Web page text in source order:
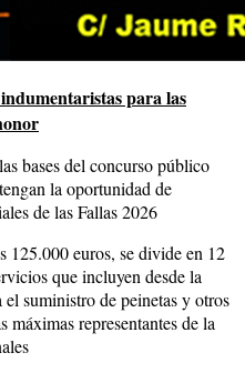
para las
bases del concurso público
la oportunidad de
de las Fallas 2026
125.000 euros, se divide en 12
que incluyen desde la
el suministro de peinetas y otros
representantes de la